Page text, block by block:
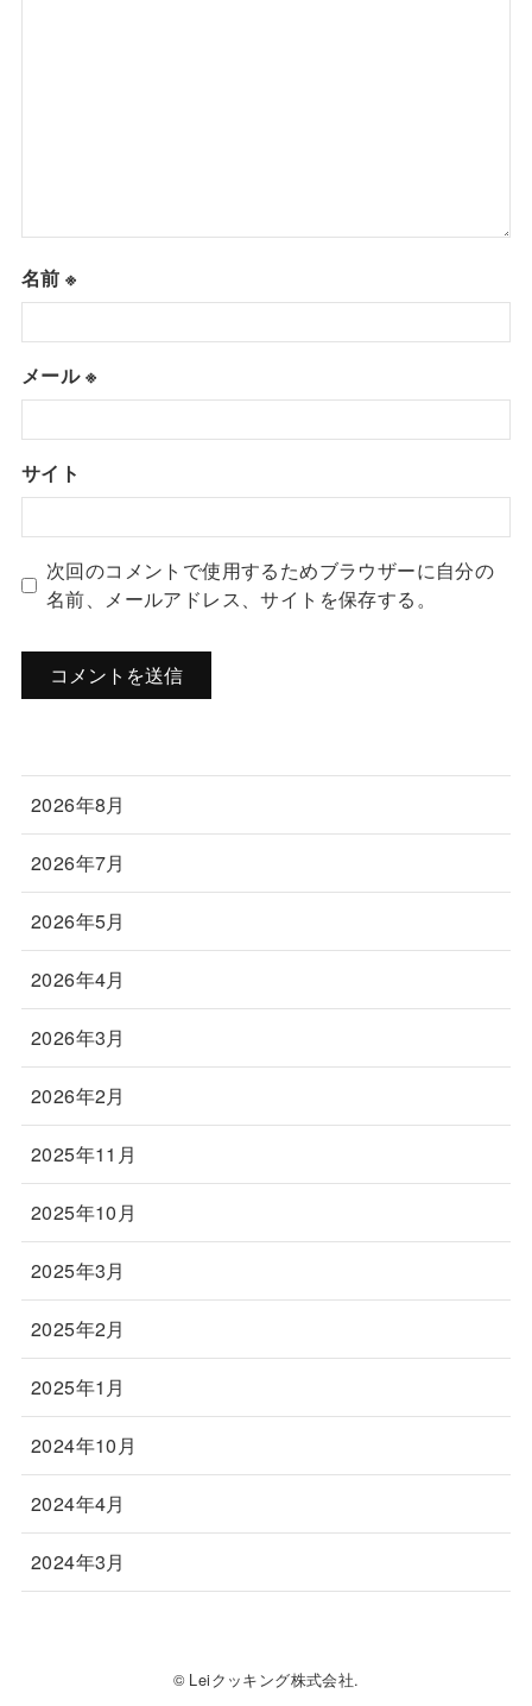
名前※
メール※
サイト
次回のコメントで使用するためブラウザーに自分の
名前、メールアドレス、サイトを保存する。
2026年8月
2026年7月
2026年5月
2026年4月
2026年3月
2026年2月
2025年11月
2025年10月
2025年3月
2025年2月
2025年1月
2024年10月
2024年4月
2024年3月
© Leiクッキング株式会社.